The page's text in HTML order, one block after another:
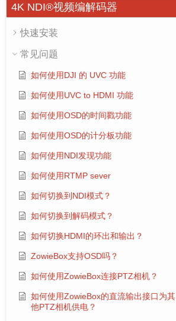
4K NDI®视频编解码器
快速安装
常见问题
如何使用DJI 的 UVC 功能
如何使用UVC to HDMI 功能
如何使用OSD的时间戳功能
如何使用OSD的计分板功能
如何使用NDI发现功能
如何使用RTMP sever
如何切换到NDI模式？
如何切换到解码模式？
如何切换HDMI的环出和输出？
ZowieBox支持OSD吗？
如何使用ZowieBox连接PTZ相机？
如何使用ZowieBox的直流输出接口为其
他PTZ相机供电？